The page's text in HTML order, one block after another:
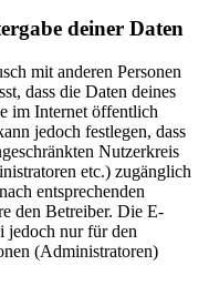
deiner Daten
mit anderen Personen
dass die Daten deines
im Internet öffentlich
jedoch festlegen, dass
Nutzerkreis
etc.) zugänglich
entsprechenden
den Betreiber. Die E-
jedoch nur für den
(Administratoren)